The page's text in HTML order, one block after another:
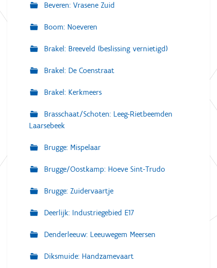
Beveren: Vrasene Zuid
Boom: Noeveren
Brakel: Breeveld (beslissing vernietigd)
Brakel: De Coenstraat
Brakel: Kerkmeers
Brasschaat/Schoten: Leeg-Rietbeemden
Laarsebeek
Brugge: Mispelaar
Brugge/Oostkamp: Hoeve Sint-Trudo
Brugge: Zuidervaartje
Deerlijk: Industriegebied E17
Denderleeuw: Leeuwegem Meersen
Diksmuide: Handzamevaart